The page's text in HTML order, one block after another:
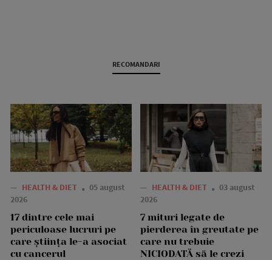
RECOMANDARI
— HEALTH & DIET
05 august
2026
17 dintre cele mai
periculoase lucruri pe
care știința le-a asociat
cu cancerul
— HEALTH & DIET
03 august
2026
7 mituri legate de
pierderea în greutate pe
care nu trebuie
NICIODATĂ să le crezi